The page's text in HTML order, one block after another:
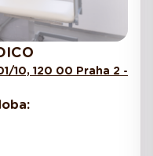
10, 120 00 Praha 2 -